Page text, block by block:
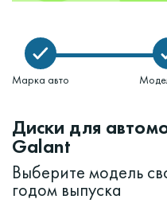
Марка авто
Диски для
Galant
Выберите модель
годом выпуска